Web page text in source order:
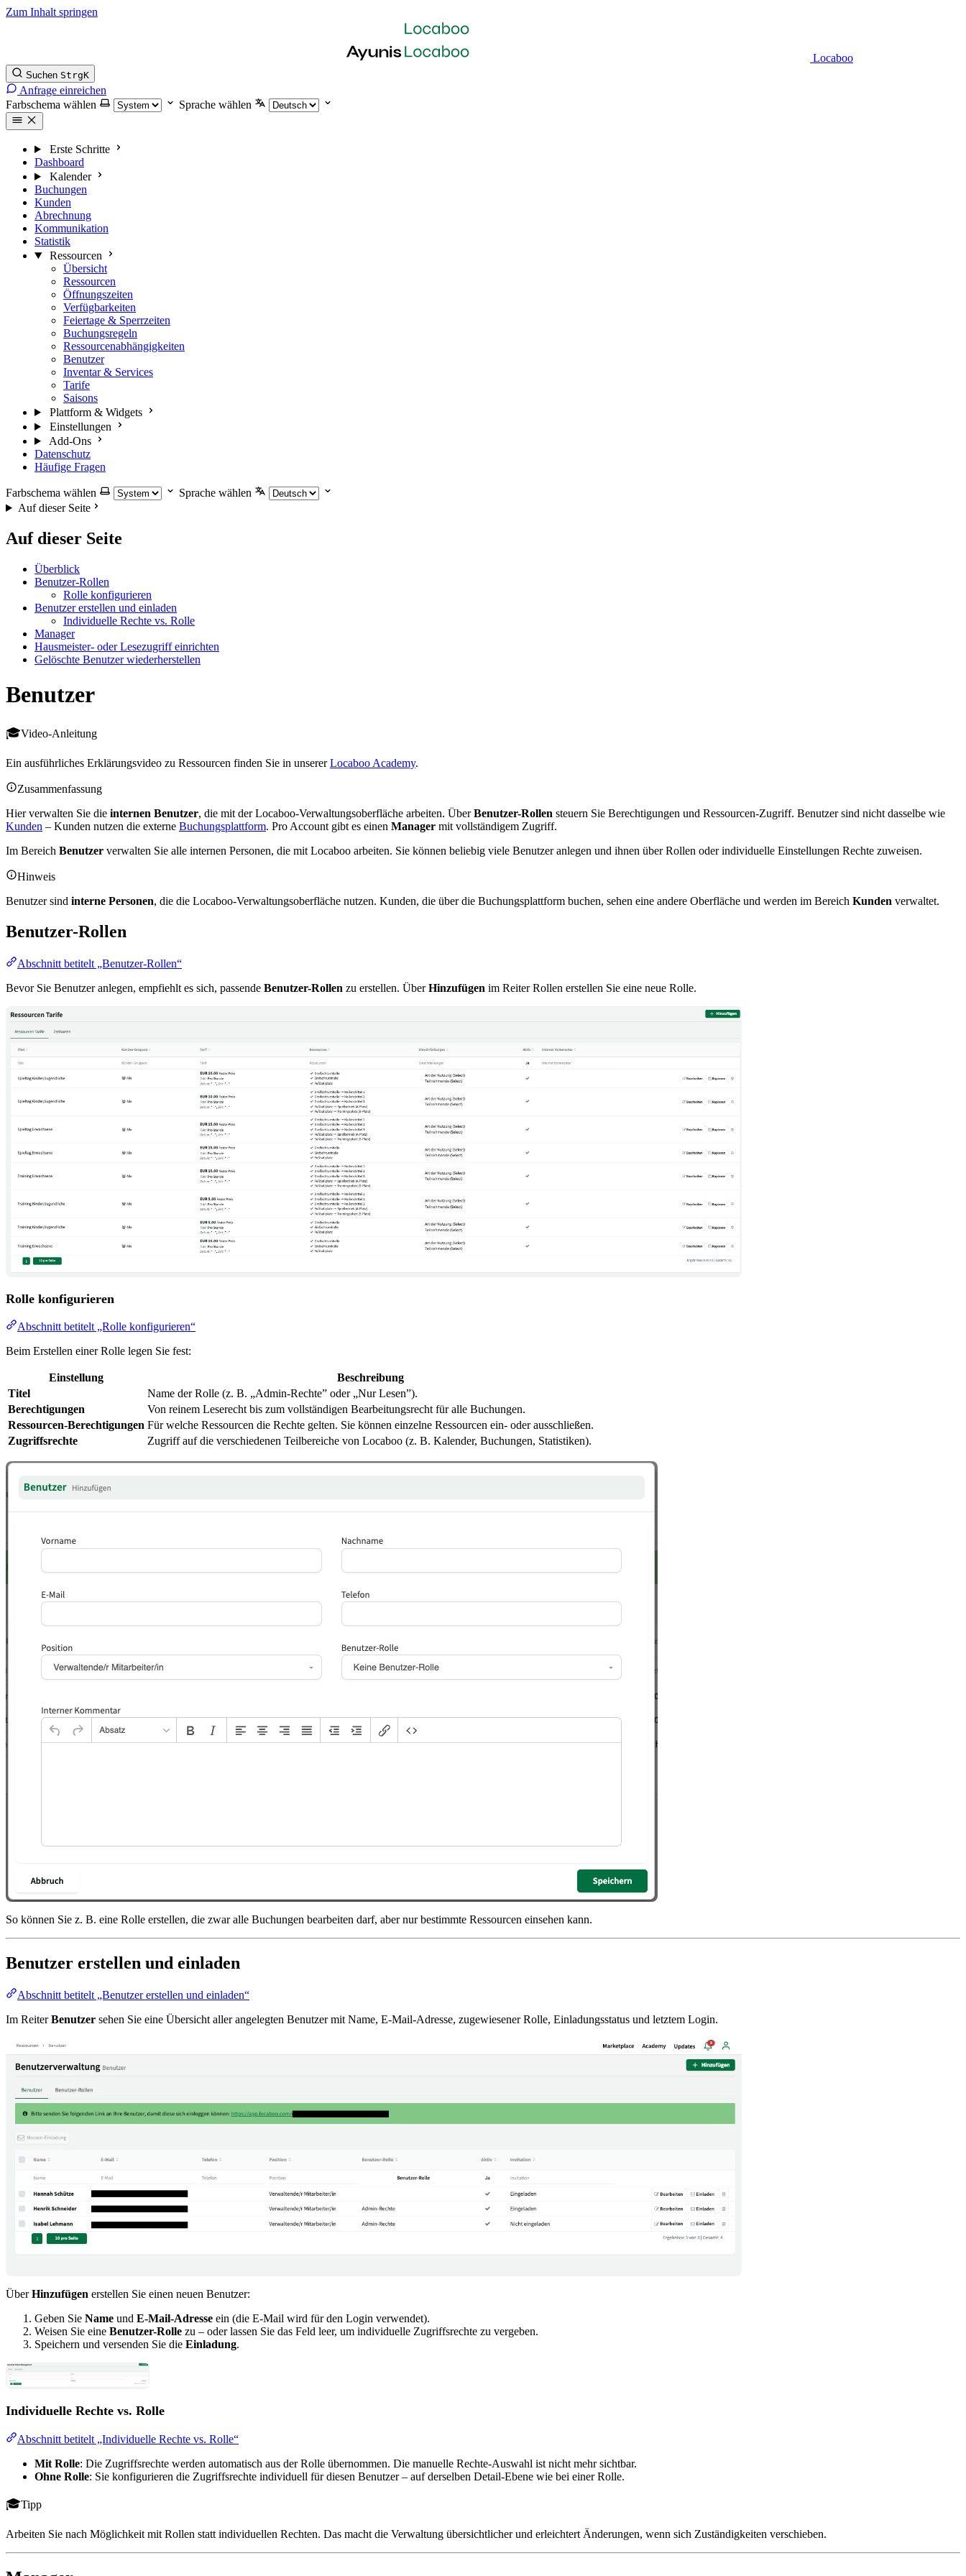
Zum Inhalt springen
Locaboo
Suchen StrgK
Anfrage einreichen
Farbschema wählen
Sprache wählen
Erste Schritte
Dashboard
Kalender
Buchungen
Kunden
Abrechnung
Kommunikation
Statistik
Ressourcen
Übersicht
Ressourcen
Öffnungszeiten
Verfügbarkeiten
Feiertage & Sperrzeiten
Buchungsregeln
Ressourcenabhängigkeiten
Benutzer
Inventar & Services
Tarife
Saisons
Plattform & Widgets
Einstellungen
Add-Ons
Datenschutz
Häufige Fragen
Farbschema wählen
Sprache wählen
Auf dieser Seite
Auf dieser Seite
Überblick
Benutzer-Rollen
Rolle konfigurieren
Benutzer erstellen und einladen
Individuelle Rechte vs. Rolle
Manager
Hausmeister- oder Lesezugriff einrichten
Gelöschte Benutzer wiederherstellen
Benutzer
Video-Anleitung
Ein ausführliches Erklärungsvideo zu Ressourcen finden Sie in unsererLocaboo Academy.
Zusammenfassung
Hier verwalten Sie die internen Benutzer, die mit der Locaboo-Verwaltungsoberfläche arbeiten. ÜberBenutzer-Rollen steuern Sie Berechtigungen und Ressourcen-Zugriff. Benutzer sind nicht dasselbe wie
Kunden – Kunden nutzen die externe Buchungsplattform. Pro Account gibt es einen Manager mit vollständigem Zugriff.
Im Bereich Benutzer verwalten Sie alle internen Personen, die mit Locaboo arbeiten. Sie können beliebig viele Benutzer anlegen und ihnen über Rollen oder individuelle Einstellungen Rechte zuweisen.
Hinweis
Benutzer sind interne Personen, die die Locaboo-Verwaltungsoberfläche nutzen. Kunden, die über die Buchungsplattform buchen, sehen eine andere Oberfläche und werden im Bereich Kunden verwaltet.
Benutzer-Rollen
Abschnitt betitelt „Benutzer-Rollen“
Bevor Sie Benutzer anlegen, empfiehlt es sich, passende Benutzer-Rollen zu erstellen. ÜberHinzufügen im Reiter Rollen erstellen Sie eine neue Rolle.
Rolle konfigurieren
Abschnitt betitelt „Rolle konfigurieren“
Beim Erstellen einer Rolle legen Sie fest:
Einstellung
Beschreibung
Titel
Name der Rolle (z. B. „Admin-Rechte” oder „Nur Lesen”).
Berechtigungen
Von reinem Leserecht bis zum vollständigen Bearbeitungsrecht für alle Buchungen.
Ressourcen-Berechtigungen Für welche Ressourcen die Rechte gelten. Sie können einzelne Ressourcen ein- oder ausschließen.
Zugriffsrechte
Zugriff auf die verschiedenen Teilbereiche von Locaboo (z. B. Kalender, Buchungen, Statistiken).
So können Sie z. B. eine Rolle erstellen, die zwar alle Buchungen bearbeiten darf, aber nur bestimmte Ressourcen einsehen kann.
Benutzer erstellen und einladen
Abschnitt betitelt „Benutzer erstellen und einladen“
Im ReiterBenutzer sehen Sie eine Übersicht aller angelegten Benutzer mit Name, E-Mail-Adresse, zugewiesener Rolle, Einladungsstatus und letztem Login.
ÜberHinzufügen erstellen Sie einen neuen Benutzer:
Geben Sie Name und E-Mail-Adresse ein (die E-Mail wird für den Login verwendet).
Weisen Sie eine Benutzer-Rolle zu – oder lassen Sie das Feld leer, um individuelle Zugriffsrechte zu vergeben.
Speichern und versenden Sie die Einladung.
Individuelle Rechte vs. Rolle
Abschnitt betitelt „Individuelle Rechte vs. Rolle“
Mit Rolle: Die Zugriffsrechte werden automatisch aus der Rolle übernommen. Die manuelle Rechte-Auswahl ist nicht mehr sichtbar.
Ohne Rolle: Sie konfigurieren die Zugriffsrechte individuell für diesen Benutzer – auf derselben Detail-Ebene wie bei einer Rolle.
Tipp
Arbeiten Sie nach Möglichkeit mit Rollen statt individuellen Rechten. Das macht die Verwaltung übersichtlicher und erleichtert Änderungen, wenn sich Zuständigkeiten verschieben.